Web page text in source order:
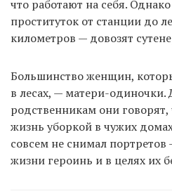
что работают на себя.
проституток от станции до
километров — довозят
Большинство женщин,
в лесах, — матери-одиночки.
родственникам они говорят,
жизнь уборкой в чужих
совсем не снимал
жизни героинь и в целях их